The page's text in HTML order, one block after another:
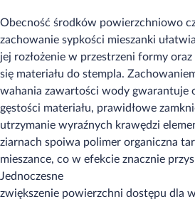
Obecność środków powierzchniowo
zachowanie sypkości mieszanki
jej rozłożenie w przestrzeni formy
się materiału do stempla.
wahania zawartości wody gwarantuje
gęstości materiału, prawidłowe
utrzymanie wyraźnych krawędzi
ziarnach spoiwa polimer organiczna
mieszance, co w efekcie znacznie
Jednoczesne
zwiększenie powierzchni dostępu dla